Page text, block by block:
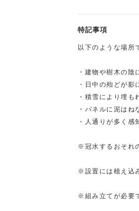
特記事項
以下のような場所
・建物や樹木の陰
・日中の殆どが影
・積雪により埋も
・パネルに泥はね
・人通りが多く感
※冠水するおそれ
※設置には植え込
※組み立てが必要